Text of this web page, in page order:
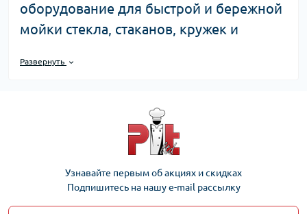
оборудование для быстрой и бережной
мойки стекла, стаканов, кружек и
75 635 до 204 478 рублей. Доставка по
Производительность до 2000 стаканов в
час. Недорого с доставкой в регионы.
Ассортимент:компактные модели для баров, средние
для кафе и ресторанов, высокопроизводительные
машины, с разными режимами мойки
Развернуть
Узнавайте первым об акциях и скидках
Подпишитесь на нашу e-mail рассылку